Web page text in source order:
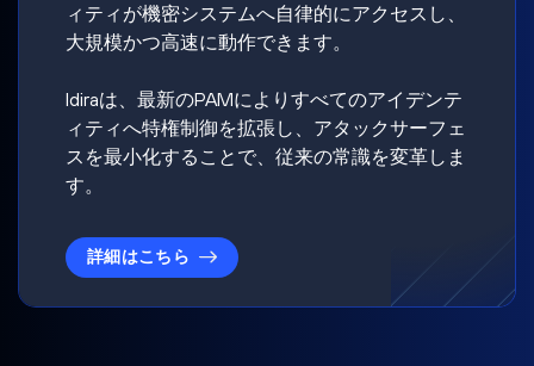
ィティが機密システムへ自律的にアクセスし、
大規模かつ高速に動作できます。
Idiraは、最新のPAMによりすべてのアイデンテ
ィティへ特権制御を拡張し、アタックサーフェ
スを最小化することで、従来の常識を変革しま
す。
詳細はこちら